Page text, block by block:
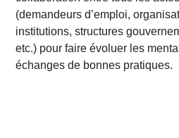
(demandeurs d’emploi,
institutions, structures
etc.) pour faire évoluer les
échanges de bonnes pratiques.